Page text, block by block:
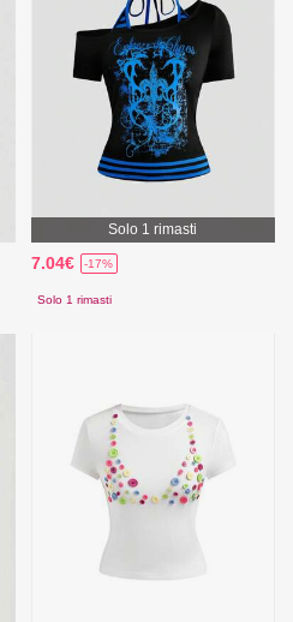
Solo 1 rimasti
7.04€ -17%
Solo 1 rimasti